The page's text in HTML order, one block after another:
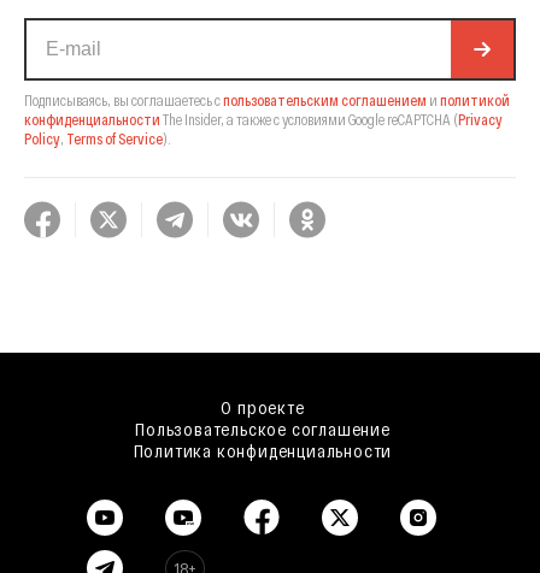
Подписываясь, вы соглашаетесь спользовательским соглашением и политикой
конфиденциальности The Insider, а также с условиями Google reCAPTCHA (Privacy
Policy, Terms of Service).
О проекте
Пользовательское соглашение
Политика конфиденциальности
18+